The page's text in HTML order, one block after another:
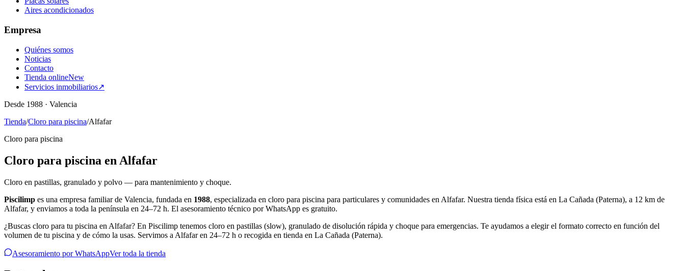
Aires acondicionados
Empresa
Quiénes somos
Noticias
Contacto
Tienda onlineNew
Servicios inmobiliarios↗
Desde 1988 · Valencia
Tienda/Cloro para piscina/Alfafar
Cloro para piscina
Cloro para piscina en Alfafar
Cloro en pastillas, granulado y polvo — para mantenimiento y choque.
Piscilimp es una empresa familiar de Valencia, fundada en 1988, especializada en cloro para piscina para particulares y comunidades en Alfafar. Nuestra tienda física está en La Cañada (Paterna), a 12 km de
Alfafar, y enviamos a toda la península en 24–72 h. El asesoramiento técnico por WhatsApp es gratuito.
¿Buscas cloro para tu piscina en Alfafar? En Piscilimp tenemos cloro en pastillas (slow), granulado de disolución rápida y choque para emergencias. Te ayudamos a elegir el formato correcto en función del
volumen de tu piscina y de cómo la usas. Servimos a Alfafar en 24–72 h o recogida en tienda en La Cañada (Paterna).
Asesoramiento por WhatsAppVer toda la tienda